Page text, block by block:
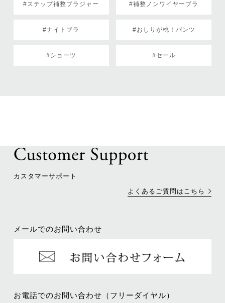
#ステップ補整ブラジャー #補整ノンワイヤーブラ
#ナイトブラ #おしりが桃！パンツ
#ショーツ #セール
カスタマーサポート
よくあるご質問はこちら
メールでのお問い合わせ
お電話でのお問い合わせ（フリーダイヤル）